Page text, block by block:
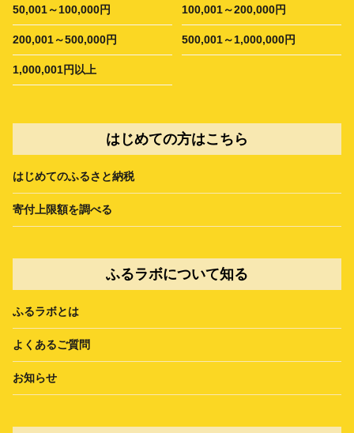
50,001～100,000円 100,001～200,000円
200,001～500,000円 500,001～1,000,000円
1,000,001円以上
はじめての方はこちら
はじめてのふるさと納税
寄付上限額を調べる
ふるラボについて知る
ふるラボとは
よくあるご質問
お知らせ